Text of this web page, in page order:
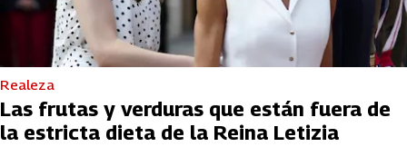
Realeza
Las frutas y verduras que están fuera de
la estricta dieta de la Reina Letizia